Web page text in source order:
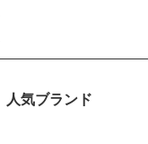
人気ブランド